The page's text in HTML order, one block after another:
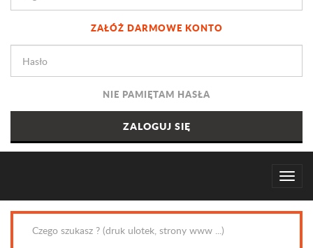
ZAŁÓŻ DARMOWE KONTO
NIE PAMIĘTAM HASŁA